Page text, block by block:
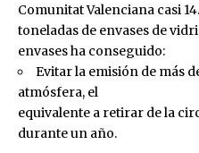
Comunitat Valenciana casi
toneladas de envases de
envases ha conseguido:
Evitar la emisión de más
atmósfera, el
equivalente a retirar de la
durante un año.